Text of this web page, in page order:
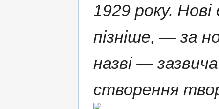
1929 року.
пізніше, — за
назві —
створення